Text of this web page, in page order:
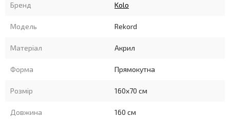
Бренд Kolo
Модель Rekord
Матеріал Акрил
Форма Прямокутна
Розмір 160x70 см
Довжина 160 см